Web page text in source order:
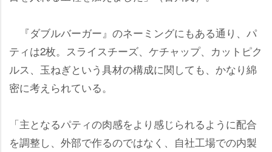
『ダブルバーガー』のネーミングにもある通り、パ
ティは2枚。スライスチーズ、ケチャップ、カットピク
ルス、玉ねぎという具材の構成に関しても、かなり綿
密に考えられている。
「主となるパティの肉感をより感じられるように配合
を調整し、外部で作るのではなく、自社工場での内製